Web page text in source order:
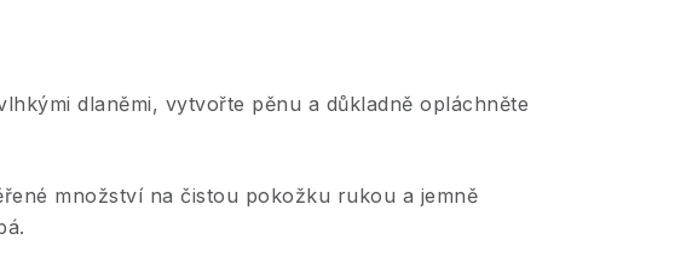
dlaněmi, vytvořte pěnu a důkladně opláchněte
množství na čistou pokožku rukou a jemně